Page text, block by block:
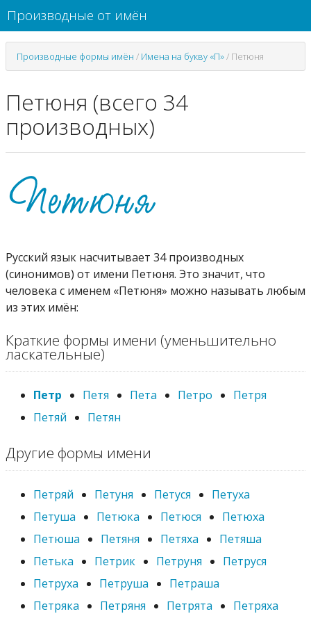
Производные от имён
Производные формы имён / Имена на букву «П»/ Петюня
Петюня (всего 34
производных)
Русский язык насчитывает 34 производных
(синонимов) от имени Петюня. Это значит, что
человека с именем «Петюня» можно называть любым
из этих имён:
Краткие формы имени (уменьшительно
ласкательные)
Петр Петя Пета Петро
Петря
Петяй
Петян
Другие формы имени
Петряй Петуня Петуся
Петуха
Петуша
Петюка Петюся
Петюха
Петюша
Петяня Петяха
Петяша
Петька
Петрик Петруня
Петруся
Петруха
Петруша
Петраша
Петряка
Петряня Петрята
Петряха